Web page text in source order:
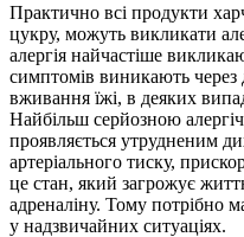
Практично всі продукти
цукру, можуть викликати
алергія найчастіше
симптомів виникають через
вживання їжі, в деяких
Найбільш серйозною
проявляється утрудненим
артеріального тиску,
це стан, який загрожує
адреналіну. Тому потрібно
у надзвичайних ситуаціях.